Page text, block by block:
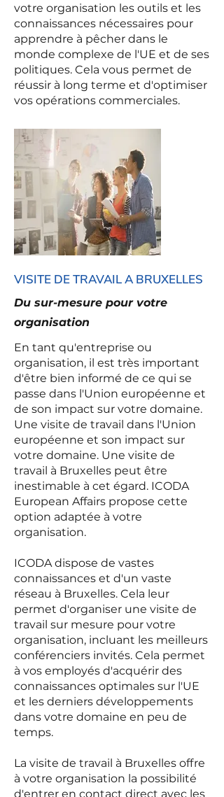
votre organisation les outils et les
connaissances nécessaires pour
apprendre à pêcher dans le
monde complexe de l'UE et de ses
politiques. Cela vous permet de
réussir à long terme et d'optimiser
vos opérations commerciales.
VISITE DE TRAVAIL A BRUXELLES
Du sur-mesure pour votre
organisation
En tant qu'entreprise ou
organisation, il est très important
d'être bien informé de ce qui se
passe dans l'Union européenne et
de son impact sur votre domaine.
Une visite de travail dans l'Union
européenne et son impact sur
votre domaine. Une visite de
travail à Bruxelles peut être
inestimable à cet égard. ICODA
European Affairs propose cette
option adaptée à votre
organisation.
ICODA dispose de vastes
connaissances et d'un vaste
réseau à Bruxelles. Cela leur
permet d'organiser une visite de
travail sur mesure pour votre
organisation, incluant les meilleurs
conférenciers invités. Cela permet
à vos employés d'acquérir des
connaissances optimales sur l'UE
et les derniers développements
dans votre domaine en peu de
temps.
La visite de travail à Bruxelles offre
à votre organisation la possibilité
d'entrer en contact direct avec les